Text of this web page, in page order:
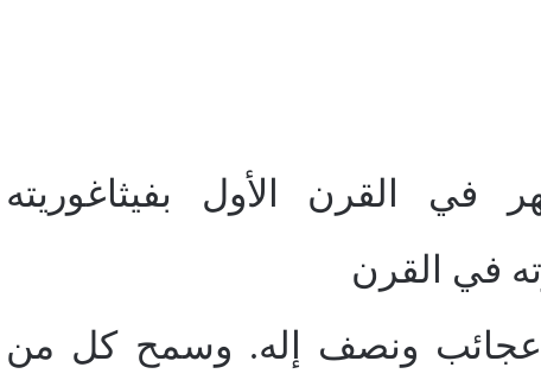
في القرن الأول بفيثاغوريته
في القرن
عجائب ونصف إله. وسمح كل من